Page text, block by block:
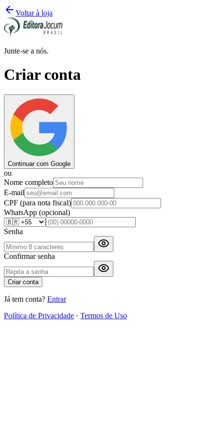
Voltar à loja
Junte-se a nós.
Criar conta
Continuar com Google
ou
Nome completo
E-mail
CPF (para nota fiscal)
WhatsApp (opcional)
Senha
Confirmar senha
Criar conta
Já tem conta? Entrar
Política de Privacidade · Termos de Uso